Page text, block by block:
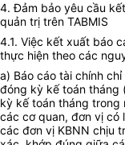
4. Đảm bảo yêu cầu
quản trị trên TABMIS
4.1. Việc kết xuất báo
thực hiện theo các
a) Báo cáo tài chính
đóng kỳ kế toán tháng
kỳ kế toán tháng trong
các cơ quan, đơn vị có
các đơn vị KBNN chịu